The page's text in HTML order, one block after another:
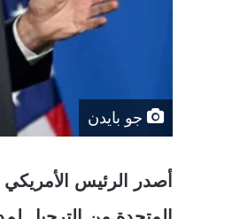
جو بايدن
أصدر الرئيس الأمريكي